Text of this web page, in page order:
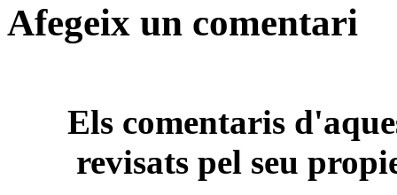
Afegeix un comentari
Els comentaris
revisats pel seu